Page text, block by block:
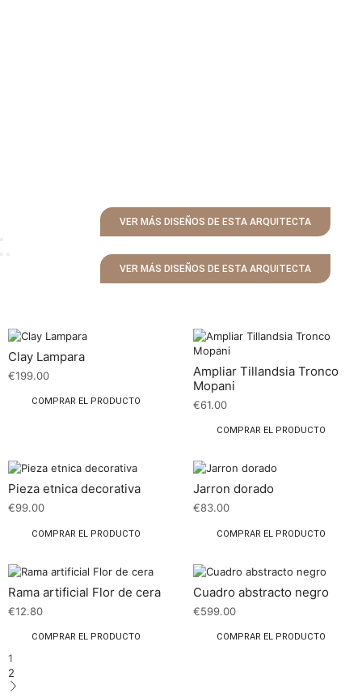
VER MÁS DISEÑOS DE ESTA ARQUITECTA
VER MÁS DISEÑOS DE ESTA ARQUITECTA
Clay Lampara
€199.00
COMPRAR EL PRODUCTO
Ampliar Tillandsia Tronco
Mopani
€61.00
COMPRAR EL PRODUCTO
Pieza etnica decorativa
€99.00
COMPRAR EL PRODUCTO
Jarron dorado
€83.00
COMPRAR EL PRODUCTO
Rama artificial Flor de cera
€12.80
COMPRAR EL PRODUCTO
Cuadro abstracto negro
€599.00
COMPRAR EL PRODUCTO
1
2